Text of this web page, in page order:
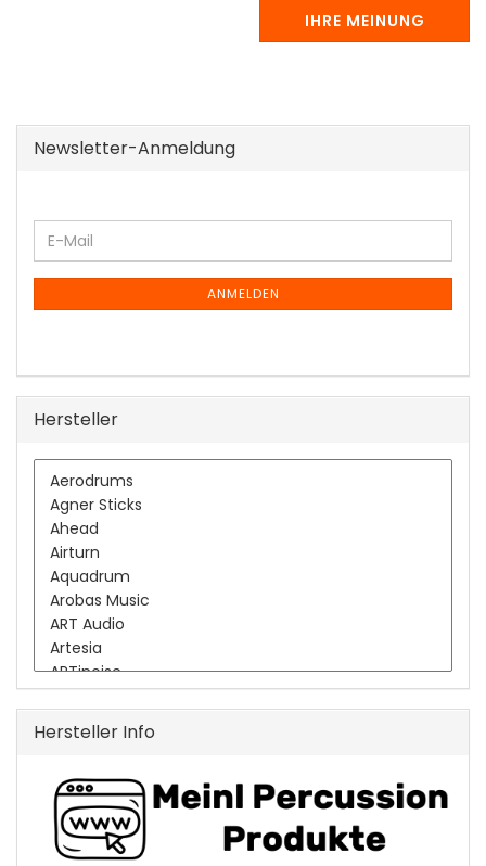
IHRE MEINUNG
Newsletter-Anmeldung
WEITER
ZUR
NEWSLETTER-
E-
Mail
ANMELDEN
Hersteller
Hersteller Info